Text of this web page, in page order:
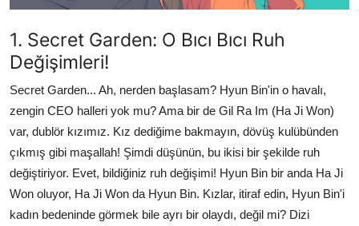
1. Secret Garden: O Bıcı Bıcı Ruh
Değişimleri!
Secret Garden... Ah, nerden başlasam? Hyun Bin'in o havalı,
zengin CEO halleri yok mu? Ama bir de Gil Ra Im (Ha Ji Won)
var, dublör kızımız. Kız dediğime bakmayın, dövüş kulübünden
çıkmış gibi maşallah! Şimdi düşünün, bu ikisi bir şekilde ruh
değiştiriyor. Evet, bildiğiniz ruh değişimi! Hyun Bin bir anda Ha Ji
Won oluyor, Ha Ji Won da Hyun Bin. Kızlar, itiraf edin, Hyun Bin'i
kadın bedeninde görmek bile ayrı bir olaydı, değil mi? Dizi